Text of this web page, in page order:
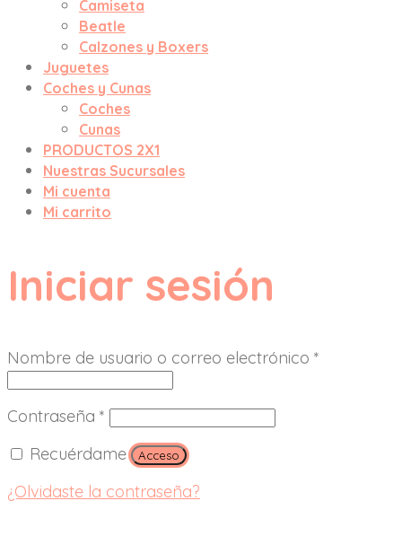
Camiseta
Beatle
Calzones y Boxers
Juguetes
Coches y Cunas
Coches
Cunas
PRODUCTOS 2X1
Nuestras Sucursales
Mi cuenta
Mi carrito
Iniciar sesión
Nombre de usuario o correo electrónico *
Contraseña *
Recuérdame
Acceso
¿Olvidaste la contraseña?